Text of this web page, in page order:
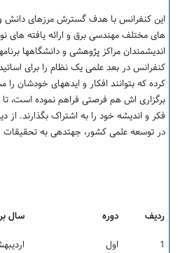
این کنفرانس با هدف گسترش مرزهای دانش
های مختلف مهندسی برق و ارائه یافته های
اندیشمندان مراکز پژوهشی و دانشگاه­ها
کنفرانس در بعد علمی یک نظام را برای
کرده که بتوانند افکار و ایده­های خودشان
برگزاری اش هم فرصتی فراهم نموده است، تا
فکر و اندیشه خود را به اشتراک بگذارند.
در توسعه علمی کشور، جهت­دهی به
ردیف دوره سال
1 اول